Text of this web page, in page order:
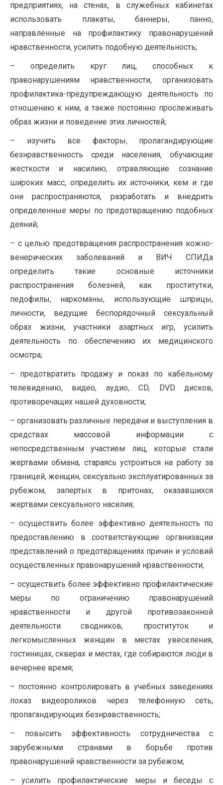
предприятиях, на стенах, в служебных кабинетах
использовать плакаты, баннеры, панно,
направленные на профилактику правонарушений
нравственности, усилить подобную деятельность;
– определить круг лиц, способных к
правонарушениям нравственности, организовать
профилактика-предупреждающую деятельность по
отношению к ним, а также постоянно прослеживать
образ жизни и поведение этих личностей;
– изучить все факторы, пропагандирующие
безнравственность среди населения, обучающие
жесткости и насилию, отравляющие сознание
широких масс, определить их источники, кем и где
они распространяются, разработать и внедрить
определенные меры по предотвращению подобных
деяний;
– с целью предотвращения распространения кожно-
венерических заболеваний и ВИЧ СПИДа
определить такие основные источники
распространения болезней, как проститутки,
педофилы, наркоманы, использующие шприцы,
личности, ведущие беспорядочный сексуальный
образ жизни, участники азартных игр, усилить
деятельность по обеспечению их медицинского
осмотра;
– предотвратить продажу и показ по кабельному
телевидению, видео, аудио, СD, DVD дисков,
противоречащих нашей духовности;
– организовать различные передачи и выступления в
средствах массовой информации с
непосредственным участием лиц, которые стали
жертвами обмана, стараясь устроиться на работу за
границей, женщин, сексуально эксплуатированных за
рубежом, запертых в притонах, оказавшихся
жертвами сексуального насилия;
– осуществить более эффективно деятельность по
предоставлению в соответствующие организации
представлений о предотвращениях причин и условий
осуществленных правонарушений нравственности;
– осуществить более эффективно профилактические
меры по ограничению правонарушений
нравственности и другой противозаконной
деятельности сводников, проституток и
легкомысленных женщин в местах увеселения,
гостиницах, скверах и местах, где собираются люди в
вечернее время;
– постоянно контролировать в учебных заведениях
показ видеороликов через телефонную сеть,
пропагандирующих безнравственность;
– повысить эффективность сотрудничества с
зарубежными странами в борьбе против
правонарушений нравственности за рубежом;
– усилить профилактические меры и беседы с